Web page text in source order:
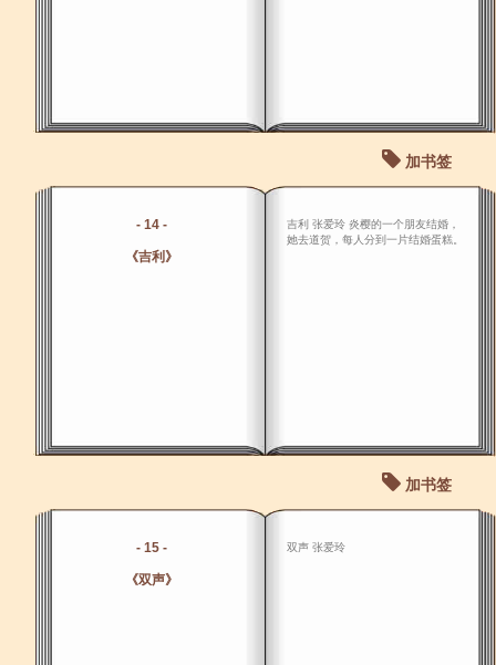
加书签
- 14 -
《吉利》
吉利 张爱玲 炎樱的一个朋友结婚，
她去道贺，每人分到一片结婚蛋糕。
加书签
- 15 -
《双声》
双声 张爱玲